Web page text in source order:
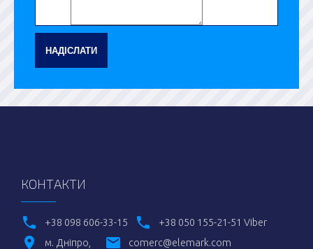
НАДІСЛАТИ
КОНТАКТИ
+38 098 606-33-15
+38 050 155-21-51 Viber
м. Дніпро
comerc@elemark.com